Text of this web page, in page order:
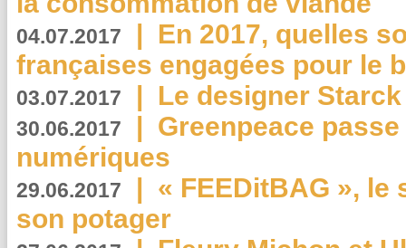
04.07.2017 | En 2017, quelles
françaises engagées pour le
03.07.2017 | Le designer
30.06.2017 | Greenpeace
numériques
29.06.2017 | « FEEDitBAG », le
son potager